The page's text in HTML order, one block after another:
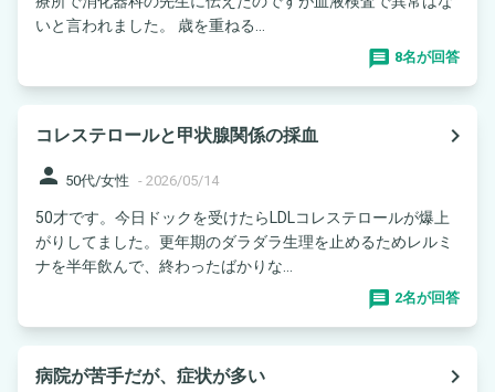
いと言われました。 歳を重ねる...
8名が回答
コレステロールと甲状腺関係の採血
navigate_next
person 50代/女性 - 2026/05/14
50才です。今日ドックを受けたらLDLコレステロールが爆上
がりしてました。更年期のダラダラ生理を止めるためレルミ
ナを半年飲んで、終わったばかりな...
2名が回答
病院が苦手だが、症状が多い
navigate_next